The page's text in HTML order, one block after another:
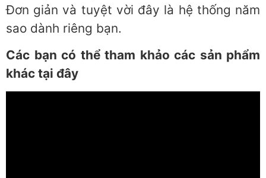
Đơn giản và tuyệt vời đây là hệ thống năm
sao dành riêng bạn.
Các bạn có thể tham khảo các sản phẩm
khác tại đây